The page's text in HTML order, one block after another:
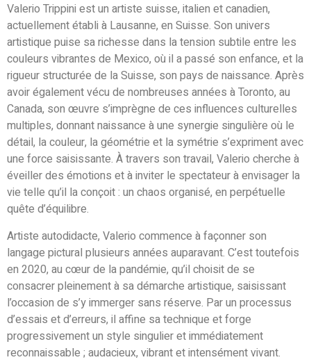
Valerio Trippini est un artiste suisse, italien et canadien,
actuellement établi à Lausanne, en Suisse. Son univers
artistique puise sa richesse dans la tension subtile entre les
couleurs vibrantes de Mexico, où il a passé son enfance, et la
rigueur structurée de la Suisse, son pays de naissance. Après
avoir également vécu de nombreuses années à Toronto, au
Canada, son œuvre s’imprègne de ces influences culturelles
multiples, donnant naissance à une synergie singulière où le
détail, la couleur, la géométrie et la symétrie s’expriment avec
une force saisissante. À travers son travail, Valerio cherche à
éveiller des émotions et à inviter le spectateur à envisager la
vie telle qu’il la conçoit : un chaos organisé, en perpétuelle
quête d’équilibre.
Artiste autodidacte, Valerio commence à façonner son
langage pictural plusieurs années auparavant. C’est toutefois
en 2020, au cœur de la pandémie, qu’il choisit de se
consacrer pleinement à sa démarche artistique, saisissant
l’occasion de s’y immerger sans réserve. Par un processus
d’essais et d’erreurs, il affine sa technique et forge
progressivement un style singulier et immédiatement
reconnaissable ; audacieux, vibrant et intensément vivant.